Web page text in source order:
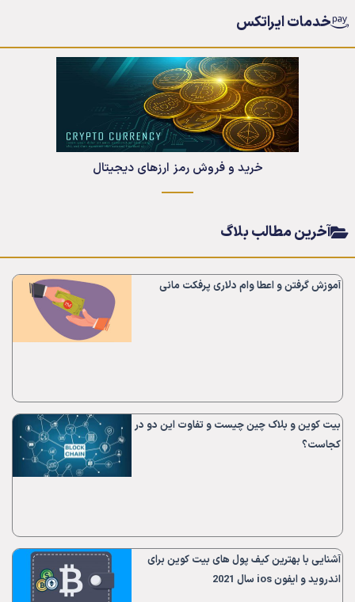
خدمات ایراتکس
خرید و فروش رمز ارزهای دیجیتال
آخرین مطالب بلاگ
آموزش گرفتن و اعطا وام دلاری پرفکت مانی
بیت کوین و بلاک چین چیست و تفاوت این دو در
کجاست؟
آشنایی با بهترین کیف پول های بیت کوین برای
اندروید و ایفون ios سال 2021